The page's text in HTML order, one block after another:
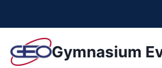
springen
Gymnasium